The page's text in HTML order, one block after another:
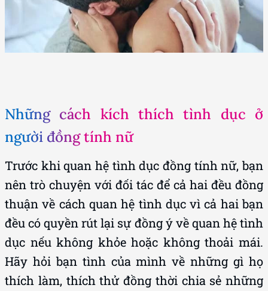
Những cách kích thích tình dục ở
người đồng tính nữ
Trước khi quan hệ tình dục đồng tính nữ, bạn
nên trò chuyện với đối tác để cả hai đều đồng
thuận về cách quan hệ tình dục vì cả hai bạn
đều có quyền rút lại sự đồng ý về quan hệ tình
dục nếu không khỏe hoặc không thoải mái.
Hãy hỏi bạn tình của mình về những gì họ
thích làm, thích thử đồng thời chia sẻ những